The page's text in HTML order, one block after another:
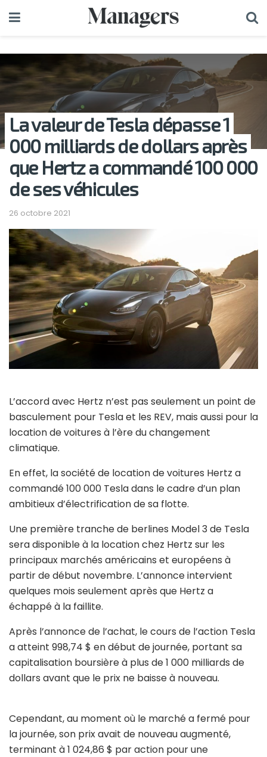
La valeur de Tesla dépasse 1
000 milliards de dollars après
que Hertz a commandé 100 000
de ses véhicules
26 octobre 2021
L’accord avec Hertz n’est pas seulement un point de
basculement pour Tesla et les REV, mais aussi pour la
location de voitures à l’ère du changement
climatique.
En effet, la société de location de voitures Hertz a
commandé 100 000 Tesla dans le cadre d’un plan
ambitieux d’électrification de sa flotte.
Une première tranche de berlines Model 3 de Tesla
sera disponible à la location chez Hertz sur les
principaux marchés américains et européens à
partir de début novembre. L’annonce intervient
quelques mois seulement après que Hertz a
échappé à la faillite.
Après l’annonce de l’achat, le cours de l’action Tesla
a atteint 998,74 $ en début de journée, portant sa
capitalisation boursière à plus de 1 000 milliards de
dollars avant que le prix ne baisse à nouveau.
Cependant, au moment où le marché a fermé pour
la journée, son prix avait de nouveau augmenté,
terminant à 1 024,86 $ par action pour une